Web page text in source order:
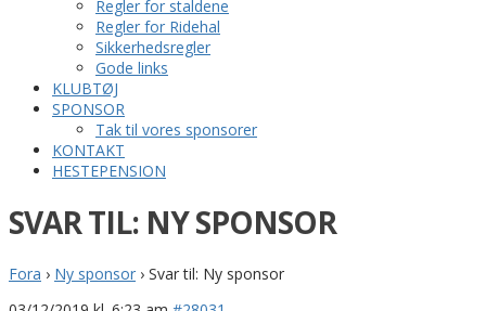
Regler for staldene
Regler for Ridehal
Sikkerhedsregler
Gode links
KLUBTØJ
SPONSOR
Tak til vores sponsorer
KONTAKT
HESTEPENSION
SVAR TIL: NY SPONSOR
Fora › Ny sponsor › Svar til: Ny sponsor